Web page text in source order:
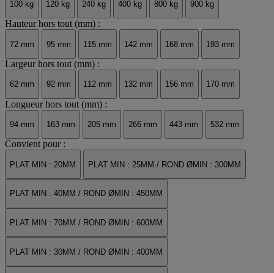
100 kg 120 kg 240 kg 400 kg 800 kg 900 kg
Hauteur hors tout (mm) :
72 mm 95 mm 115 mm 142 mm 168 mm 193 mm
Largeur hors tout (mm) :
62 mm 92 mm 112 mm 132 mm 156 mm 170 mm
Longueur hors tout (mm) :
94 mm 163 mm 205 mm 266 mm 443 mm 532 mm
Convient pour :
PLAT MIN : 20MM PLAT MIN : 25MM / ROND ØMIN : 300MM
PLAT MIN : 40MM / ROND ØMIN : 450MM
PLAT MIN : 70MM / ROND ØMIN : 600MM
PLAT MIN : 30MM / ROND ØMIN : 400MM